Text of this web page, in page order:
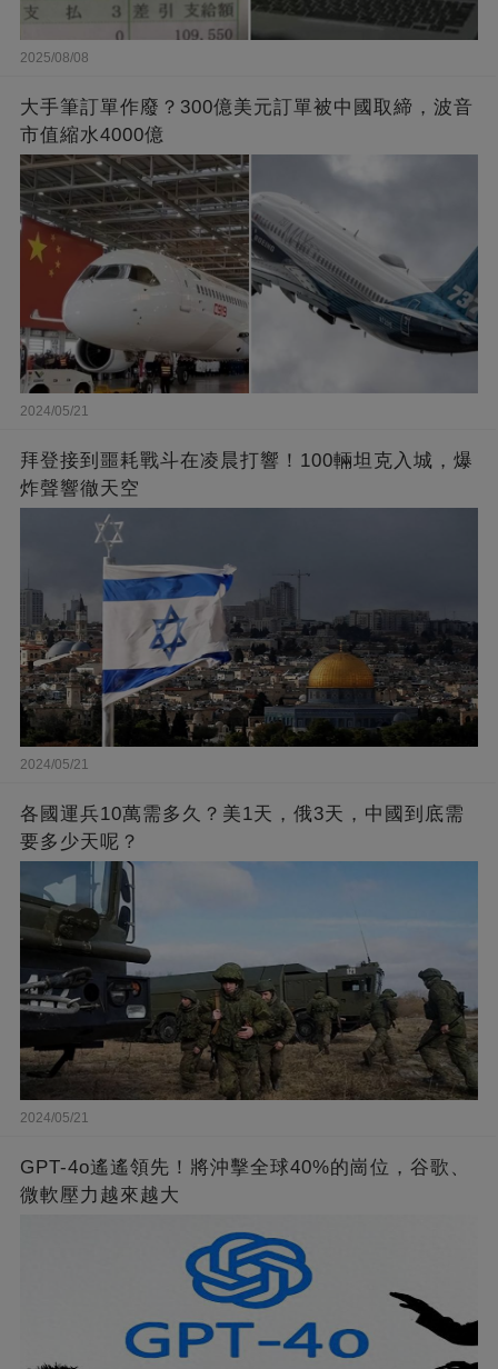
2025/08/08
大手筆訂單作廢？300億美元訂單被中國取締，波音
市值縮水4000億
2024/05/21
拜登接到噩耗戰斗在凌晨打響！100輛坦克入城，爆
炸聲響徹天空
2024/05/21
各國運兵10萬需多久？美1天，俄3天，中國到底需
要多少天呢？
2024/05/21
GPT-4o遙遙領先！將沖擊全球40%的崗位，谷歌、
微軟壓力越來越大